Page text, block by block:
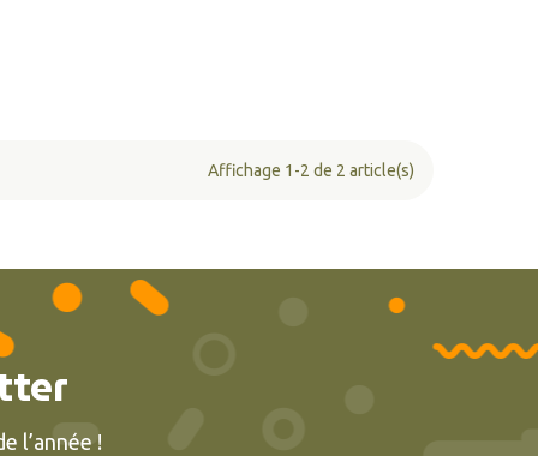
Affichage 1-2 de 2 article(s)
l’année !